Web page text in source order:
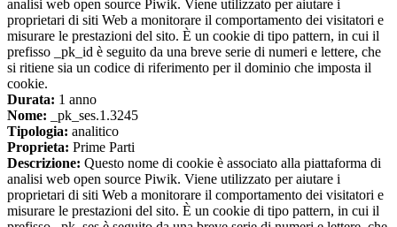
analisi web open source Piwik. Viene utilizzato per aiutare i
proprietari di siti Web a monitorare il comportamento dei visitatori e
misurare le prestazioni del sito. È un cookie di tipo pattern, in cui il
prefisso _pk_id è seguito da una breve serie di numeri e lettere, che
si ritiene sia un codice di riferimento per il dominio che imposta il
cookie.
Durata: 1 anno
Nome: _pk_ses.1.3245
Tipologia: analitico
Proprieta: Prime Parti
Descrizione: Questo nome di cookie è associato alla piattaforma di
analisi web open source Piwik. Viene utilizzato per aiutare i
proprietari di siti Web a monitorare il comportamento dei visitatori e
misurare le prestazioni del sito. È un cookie di tipo pattern, in cui il